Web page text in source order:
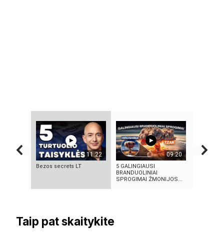
11:22
Bezos secrets LT
09:20
5 GALINGIAUSI
BRANDUOLINIAI
SPROGIMAI ŽMONIJOS...
Taip pat skaitykite